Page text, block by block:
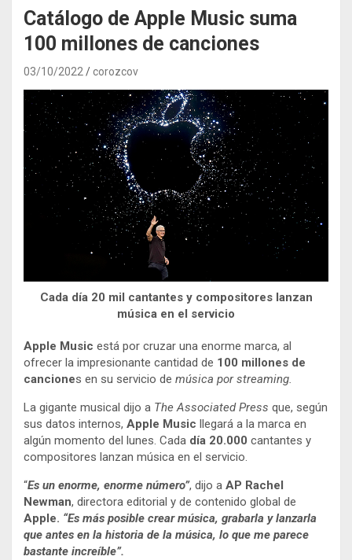
Catálogo de Apple Music suma
100 millones de canciones
03/10/2022 corozcov
Cada día 20 mil cantantes y compositores lanzan
música en el servicio
Apple Music está por cruzar una enorme marca, al
ofrecer la impresionante cantidad de 100 millones de
canciones en su servicio de música por streaming.
La gigante musical dijo a The Associated Press que, según
sus datos internos, Apple Music llegará a la marca en
algún momento del lunes. Cada día 20.000 cantantes y
compositores lanzan música en el servicio.
“Es un enorme, enorme número”, dijo a AP Rachel
Newman, directora editorial y de contenido global de
Apple. “Es más posible crear música, grabarla y lanzarla
que antes en la historia de la música, lo que me parece
bastante increíble”.